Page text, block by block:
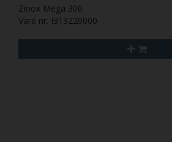
Zinox Mega 300
Vare nr. I313220000